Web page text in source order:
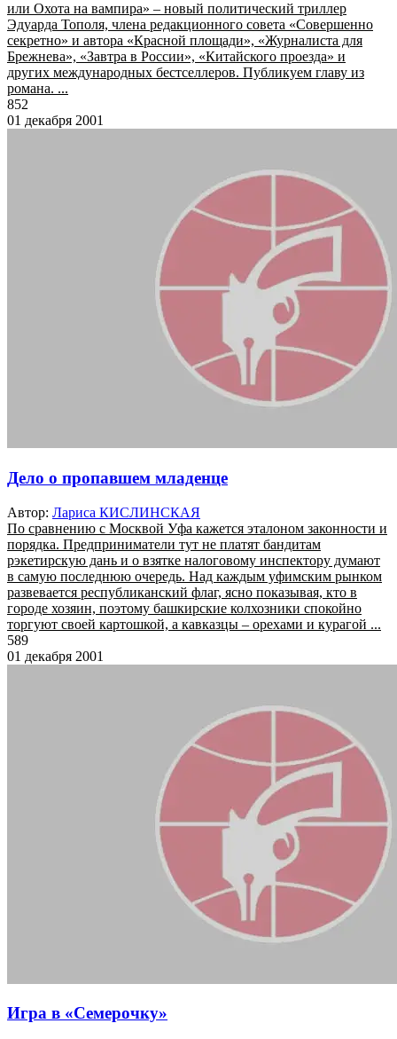
или Охота на вампира» – новый политический триллер
Эдуарда Тополя, члена редакционного совета «Совершенно
секретно» и автора «Красной площади», «Журналиста для
Брежнева», «Завтра в России», «Китайского проезда» и
других международных бестселлеров. Публикуем главу из
романа. ...
852
01 декабря 2001
Дело о пропавшем младенце
Автор: Лариса КИСЛИНСКАЯ
По сравнению с Москвой Уфа кажется эталоном законности и
порядка. Предприниматели тут не платят бандитам
рэкетирскую дань и о взятке налоговому инспектору думают
в самую последнюю очередь. Над каждым уфимским рынком
развевается республиканский флаг, ясно показывая, кто в
городе хозяин, поэтому башкирские колхозники спокойно
торгуют своей картошкой, а кавказцы – орехами и курагой ...
589
01 декабря 2001
Игра в «Семерочку»